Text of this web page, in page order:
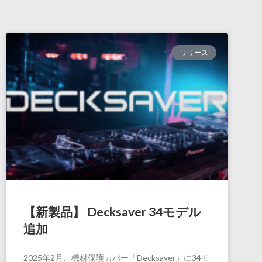
リリース
【新製品】 Decksaver 34モデル
追加
2025年2月、機材保護カバー「Decksaver」に34モ